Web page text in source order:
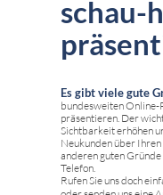
schau-
Es gibt viele gute
bundesweiten
präsentieren. Der
Sichtbarkeit erhöhen
Neukunden über
anderen guten
Telefon.
Rufen Sie uns doch